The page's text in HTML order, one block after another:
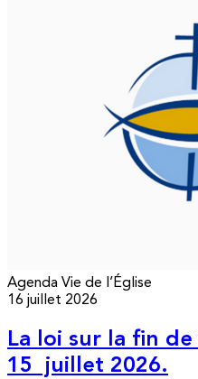
Agenda Vie de l’Église
16 juillet 2026
La loi sur la fin
15 juillet 2026.